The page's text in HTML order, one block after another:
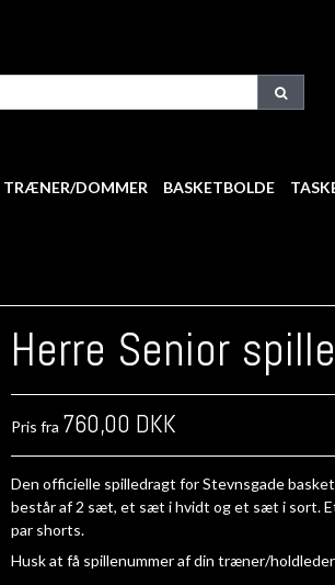
TRÆNER/DOMMER BASKETBOLDE
Herre Senior
Pris fra 760,00 DKK
Den officielle spilledragt for Stevnsgade
består af 2 sæt, et sæt i hvidt og et sæt i sort.
par shorts.
Husk at få spillenummer af din træner/